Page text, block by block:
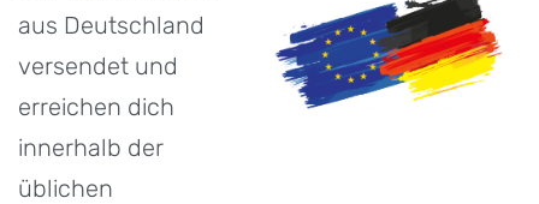
aus Deutschland
versendet und
erreichen dich
innerhalb der
üblichen